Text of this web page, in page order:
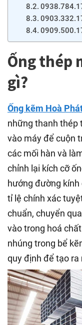
Ống thép
gì?
Ống kẽm Hoà
những thanh thép
vào máy để cuộn
các mối hàn và
chỉnh lại kích cỡ
hướng đường
tỉ lệ chính xác
chuẩn, chuyển
vào trong hoá
nhúng trong bể
quy định để tạo ra